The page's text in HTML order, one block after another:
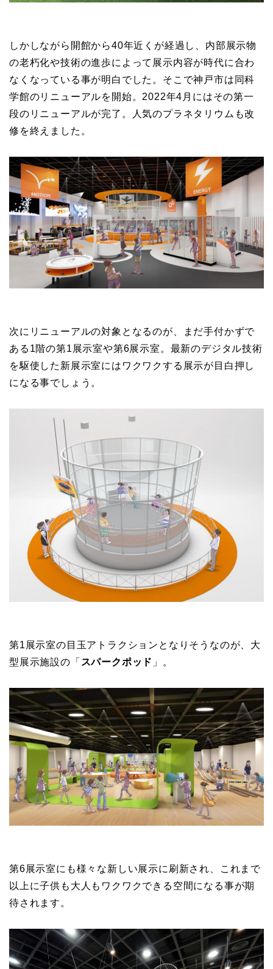
しかしながら開館から40年近くが経過し、内部展示物
の老朽化や技術の進歩によって展示内容が時代に合わ
なくなっている事が明白でした。そこで神戸市は同科
学館のリニューアルを開始。2022年4月にはその第一
段のリニューアルが完了。人気のプラネタリウムも改
修を終えました。
次にリニューアルの対象となるのが、まだ手付かずで
ある1階の第1展示室や第6展示室。最新のデジタル技術
を駆使した新展示室にはワクワクする展示が目白押し
になる事でしょう。
第1展示室の目玉アトラクションとなりそうなのが、大
型展示施設の「 スパークポッド 」。
第6展示室にも様々な新しい展示に刷新され、これまで
以上に子供も大人もワクワクできる空間になる事が期
待されます。